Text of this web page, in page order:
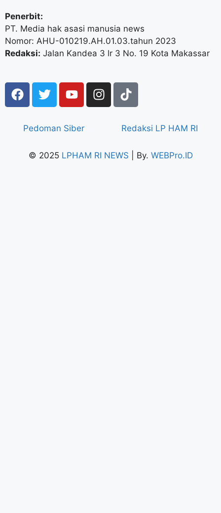
Penerbit:
PT. Media hak asasi manusia news
Nomor: AHU-010219.AH.01.03.tahun 2023
Redaksi: Jalan Kandea 3 lr 3 No. 19 Kota Makassar
Pedoman Siber Redaksi LP HAM RI
© 2025 LPHAM RI NEWS | By. WEBPro.ID